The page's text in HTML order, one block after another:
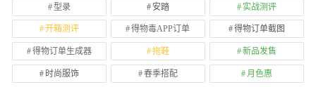
型录 安踏 实战测评
开箱测评 得物毒APP订单 得物订单截图
得物订单生成器 拖鞋 新品发售
时尚服饰 春季搭配 月色惠